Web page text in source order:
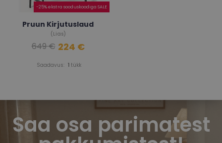
-25% ekstra sooduskoodiga SALE
Pruun Kirjutuslaud
(Lias)
Saadavus: 1tükk
649 € 224 €
Saa osa parimatest